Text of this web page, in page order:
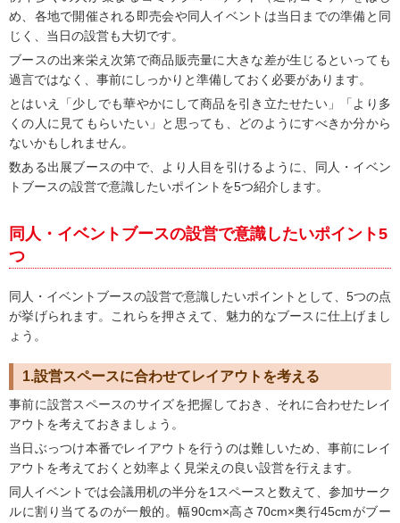
め、各地で開催される即売会や同人イベントは当日までの準備と同
じく、当日の設営も大切です。
ブースの出来栄え次第で商品販売量に大きな差が生じるといっても
過言ではなく、事前にしっかりと準備しておく必要があります。
とはいえ「少しでも華やかにして商品を引き立たせたい」「より多
くの人に見てもらいたい」と思っても、どのようにすべきか分から
ないかもしれません。
数ある出展ブースの中で、より人目を引けるように、同人・イベン
トブースの設営で意識したいポイントを5つ紹介します。
同人・イベントブースの設営で意識したいポイント5
つ
同人・イベントブースの設営で意識したいポイントとして、5つの点
が挙げられます。これらを押さえて、魅力的なブースに仕上げまし
ょう。
1.設営スペースに合わせてレイアウトを考える
事前に設営スペースのサイズを把握しておき、それに合わせたレイ
アウトを考えておきましょう。
当日ぶっつけ本番でレイアウトを行うのは難しいため、事前にレイ
アウトを考えておくと効率よく見栄えの良い設営を行えます。
同人イベントでは会議用机の半分を1スペースと数えて、参加サーク
ルに割り当てるのが一般的。幅90cm×高さ70cm×奥行45cmがブー